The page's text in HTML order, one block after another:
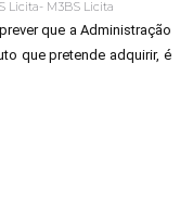
Licita- M3BS Licita
que a Administração
que pretende adquirir, é